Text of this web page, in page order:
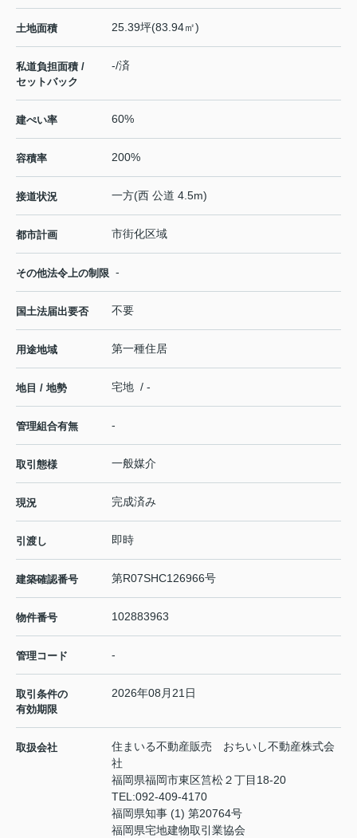
土地面積 25.39坪(83.94㎡)
私道負担面積 /
セットバック
-/済
建ぺい率 60%
容積率 200%
接道状況 一方(西 公道 4.5m)
都市計画 市街化区域
その他法令上の制限 -
国土法届出要否 不要
用途地域 第一種住居
地目 / 地勢 宅地 / -
管理組合有無 -
取引態様 一般媒介
現況 完成済み
引渡し 即時
建築確認番号 第R07SHC126966号
物件番号 102883963
管理コード -
取引条件の
有効期限
2026年08月21日
取扱会社
住まいる不動産販売 おちいし不動産株式会
社
福岡県福岡市東区筥松２丁目18-20
TEL:092-409-4170
福岡県知事 (1) 第20764号
福岡県宅地建物取引業協会